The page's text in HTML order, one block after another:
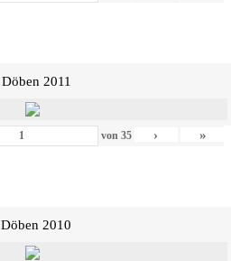
Döben 2011
von 35 › »
Döben 2010